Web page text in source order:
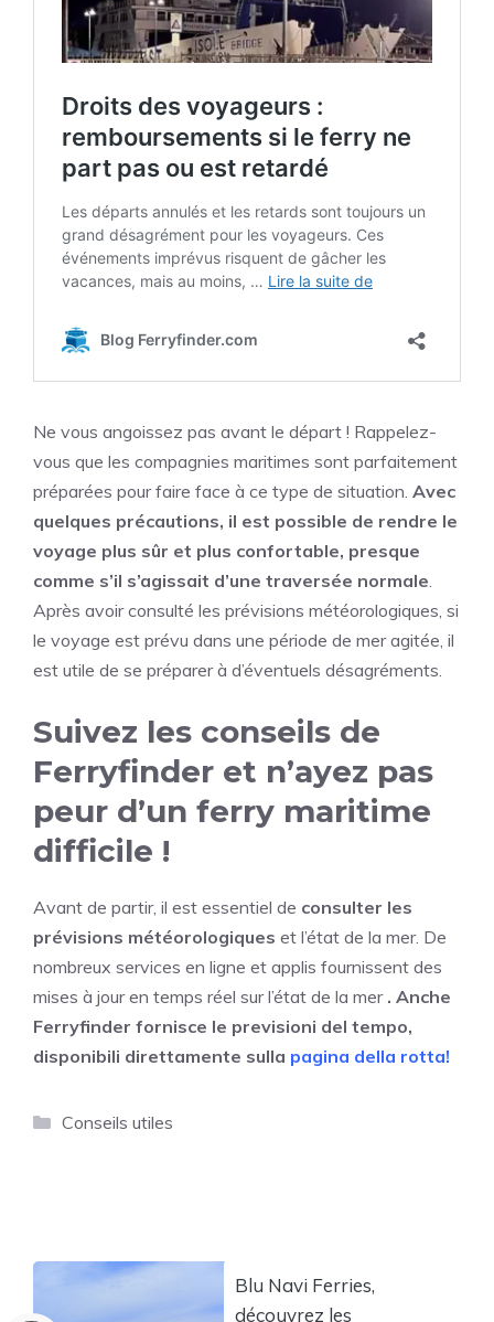
Ne vous angoissez pas avant le départ ! Rappelez-
vous que les compagnies maritimes sont parfaitement
préparées pour faire face à ce type de situation. Avec
quelques précautions, il est possible de rendre le
voyage plus sûr et plus confortable, presque
comme s’il s’agissait d’une traversée normale
Après avoir consulté les prévisions météorologiques, si
le voyage est prévu dans une période de mer agitée, il
est utile de se préparer à d’éventuels désagréments.
Suivez les conseils de
Ferryfinder et n’ayez pas
peur d’un ferry maritime
difficile !
Avant de partir, il est essentiel de consulter les
prévisions météorologiques et l’état de la mer. De
nombreux services en ligne et applis fournissent des
mises à jour en temps réel sur l’état de la mer . Anche
Ferryfinder fornisce le previsioni del tempo,
disponibili direttamente sulla pagina della rotta!
Catégories
Conseils utiles
Blu Navi Ferries,
découvrez les